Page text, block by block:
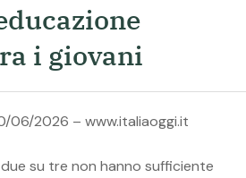
i giovani
06/2026 – www.italiaoggi.it
su tre non hanno sufficiente